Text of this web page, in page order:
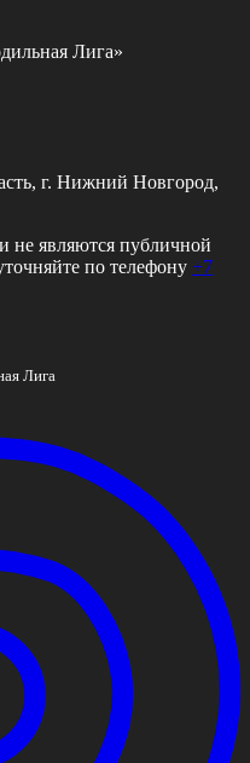
Лига»
г. Нижний Новгород,
не являются публичной
по телефону +7
Лига